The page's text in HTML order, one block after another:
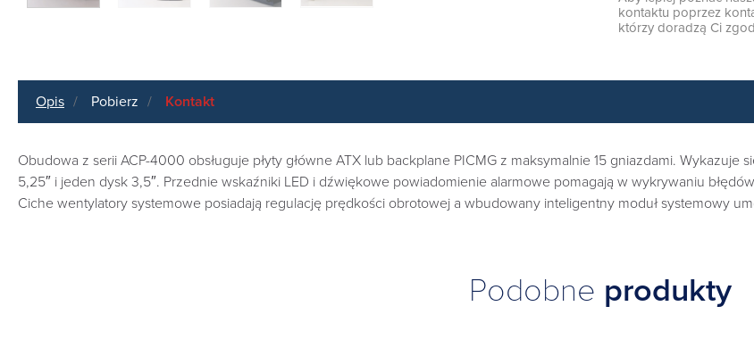
kontaktu poprzez
którzy doradzą Ci
Opis Pobierz Kontakt
Obudowa z serii ACP-4000 obsługuje płyty główne ATX lub backplane PICMG z maksymalnie 15 gniazdami.
5,25″ i jeden dysk 3,5″. Przednie wskaźniki LED i dźwiękowe powiadomienie alarmowe pomagają w wykrywaniu
Ciche wentylatory systemowe posiadają regulację prędkości obrotowej a wbudowany inteligentny moduł systemowy
Podobne produkty